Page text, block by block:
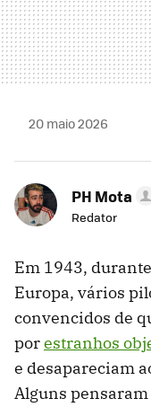
20 maio 2026
PH Mota
Redator
Em 1943,
Europa, vários
convencidos de
porestranhos
e desapareciam
Alguns